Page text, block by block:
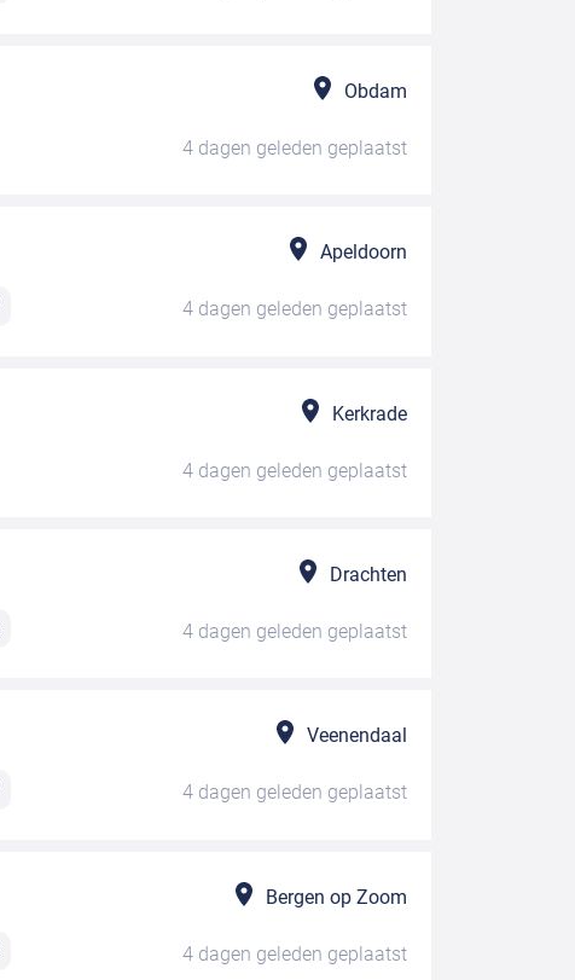
Obdam
4 dagen geleden geplaatst
Apeldoorn
4 dagen geleden geplaatst
Kerkrade
4 dagen geleden geplaatst
Drachten
4 dagen geleden geplaatst
Veenendaal
4 dagen geleden geplaatst
Bergen op Zoom
4 dagen geleden geplaatst